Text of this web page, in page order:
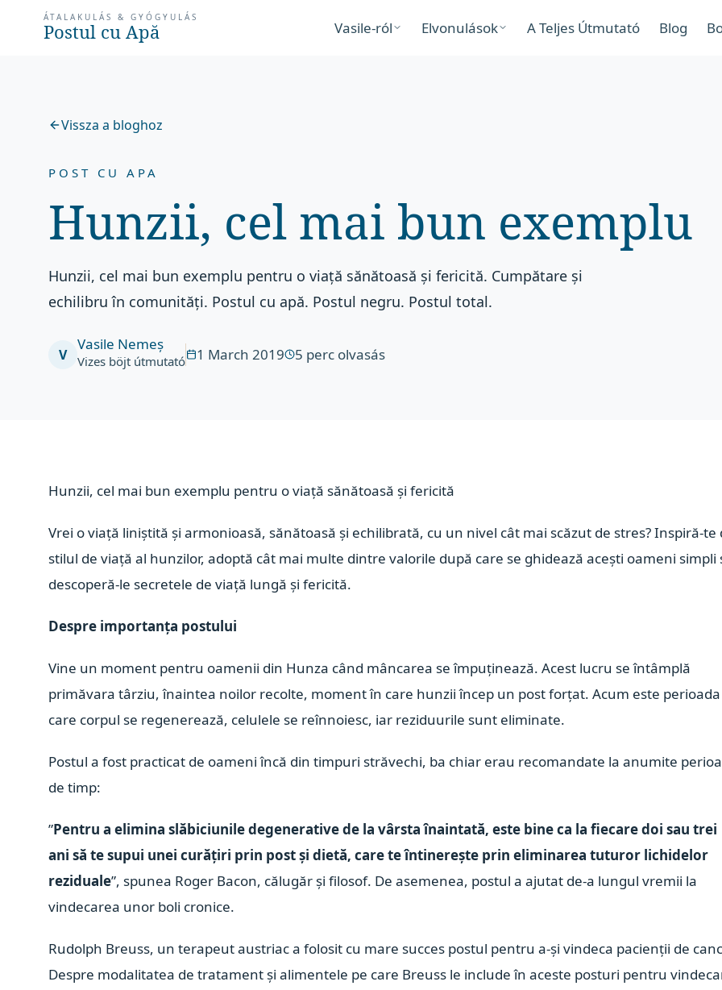
ÁTALAKULÁS & GYÓGYULÁS
Postul cu Apă Vasile-ról Elvonulások A Teljes Útmutató Blog
Vissza a bloghoz
POST CU APA
Hunzii, cel mai bun exemplu
Hunzii, cel mai bun exemplu pentru o viață sănătoasă și fericită. Cumpătare și
echilibru în comunități. Postul cu apă. Postul negru. Postul total.
V
Vasile Nemeș
Vizes böjt útmutató 1 March 2019 5 perc olvasás
Hunzii, cel mai bun exemplu pentru o viață sănătoasă și fericită
Vrei o viață liniștită și armonioasă, sănătoasă și echilibrată, cu un nivel cât mai scăzut de stres? Inspiră-te
stilul de viață al hunzilor, adoptă cât mai multe dintre valorile după care se ghidează acești oameni simpli
descoperă-le secretele de viață lungă și fericită.
Despre importanța postului
Vine un moment pentru oamenii din Hunza când mâncarea se împuținează. Acest lucru se întâmplă
primăvara târziu, înaintea noilor recolte, moment în care hunzii încep un post forțat. Acum este
care corpul se regenerează, celulele se reînnoiesc, iar reziduurile sunt eliminate.
Postul a fost practicat de oameni încă din timpuri străvechi, ba chiar erau recomandate la anumite
de timp:
”Pentru a elimina slăbiciunile degenerative de la vârsta înaintată, este bine ca la fiecare doi sau trei
ani să te supui unei curățiri prin post și dietă, care te întinerește prin eliminarea tuturor lichidelor
reziduale”, spunea Roger Bacon, călugăr și filosof. De asemenea, postul a ajutat de-a lungul vremii la
vindecarea unor boli cronice.
Rudolph Breuss, un terapeut austriac a folosit cu mare succes postul pentru a-și vindeca pacienții de
Despre modalitatea de tratament și alimentele pe care Breuss le include în aceste posturi pentru